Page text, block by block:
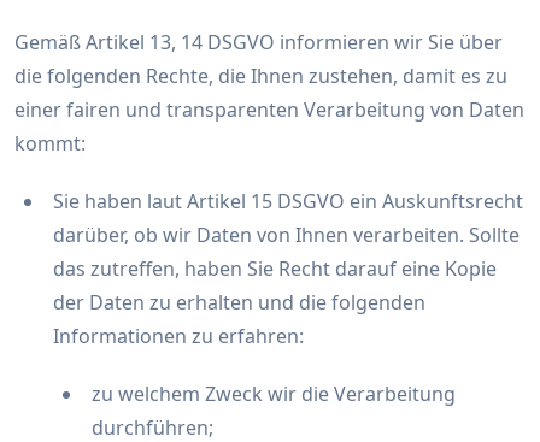
Gemäß Artikel 13, 14 DSGVO informieren wir Sie über
die folgenden Rechte, die Ihnen zustehen, damit es zu
einer fairen und transparenten Verarbeitung von Daten
kommt:
Sie haben laut Artikel 15 DSGVO ein Auskunftsrecht
darüber, ob wir Daten von Ihnen verarbeiten. Sollte
das zutreffen, haben Sie Recht darauf eine Kopie
der Daten zu erhalten und die folgenden
Informationen zu erfahren:
zu welchem Zweck wir die Verarbeitung
durchführen;